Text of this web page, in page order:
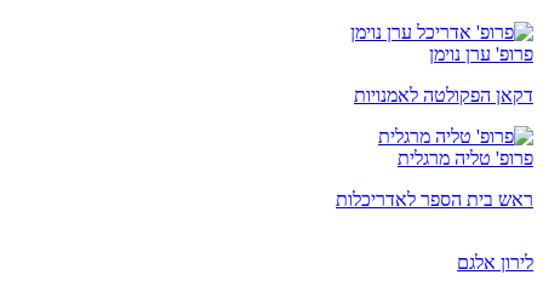
פרופ' ערן נוימן
דקאן הפקולטה לאמנויות
פרופ' טליה מרגלית
ראש בית הספר לאדריכלות
לירון אלגם